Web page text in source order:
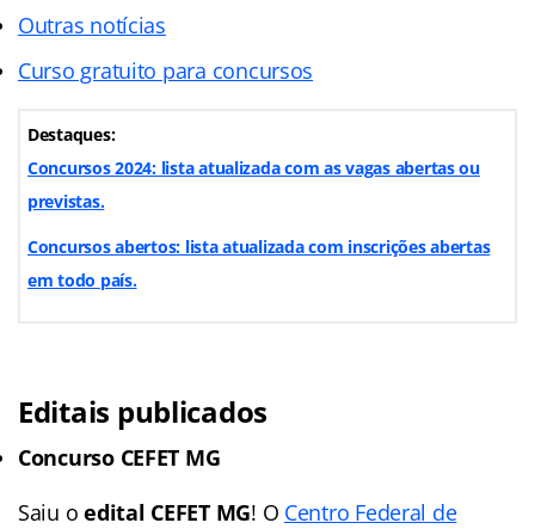
Outras notícias
Curso gratuito para concursos
Destaques:
Concursos 2024: lista atualizada com as vagas abertas ou
previstas.
Concursos abertos: lista atualizada com inscrições abertas
em todo país.
Editais publicados
Concurso CEFET MG
Saiu o edital CEFET MG! O Centro Federal de